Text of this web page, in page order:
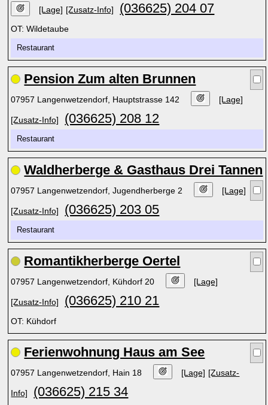
[Lage] [Zusatz-Info] (036625) 204 07
OT: Wildetaube
Restaurant
Pension Zum alten Brunnen
07957 Langenwetzendorf, Hauptstrasse 142 [Lage]
[Zusatz-Info] (036625) 208 12
Restaurant
Waldherberge & Gasthaus Drei Tannen
07957 Langenwetzendorf, Jugendherberge 2 [Lage]
[Zusatz-Info] (036625) 203 05
Restaurant
Romantikherberge Oertel
07957 Langenwetzendorf, Kühdorf 20 [Lage]
[Zusatz-Info] (036625) 210 21
OT: Kühdorf
Ferienwohnung Haus am See
07957 Langenwetzendorf, Hain 18 [Lage] [Zusatz-
Info] (036625) 215 34